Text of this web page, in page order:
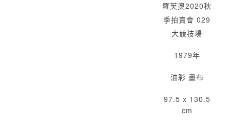
羅芙奧2020秋
季拍賣會 029
大競技場
1979年
油彩 畫布
97.5 x 130.5
cm